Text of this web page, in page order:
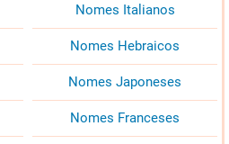
Nomes Italianos
Nomes Hebraicos
Nomes Japoneses
Nomes Franceses